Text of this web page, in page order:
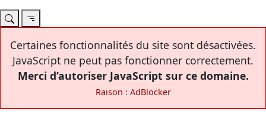
Certaines fonctionnalités du site sont désactivées.
JavaScript ne peut pas fonctionner correctement.
Merci d’autoriser JavaScript sur ce domaine.
Raison : AdBlocker